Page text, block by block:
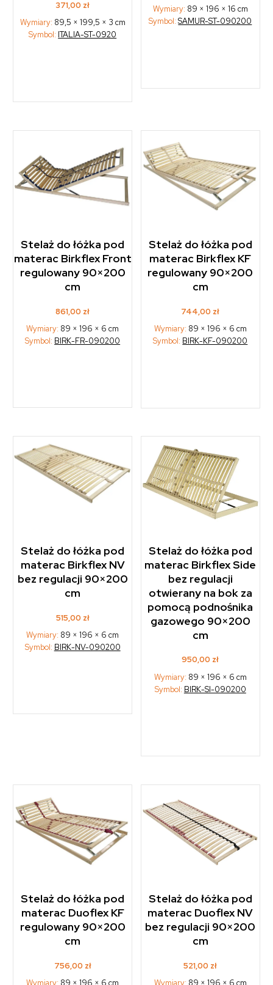
371,00 zł
Wymiary: 89,5 × 199,5 × 3 cm
Symbol: ITALIA-ST-0920
Wymiary: 89 × 196 × 16 cm
Symbol:SAMUR-ST-090200
Stelaż do łóżka pod
materac Birkflex Front
regulowany 90×200
cm
861,00 zł
Wymiary: 89 × 196 × 6 cm
Symbol: BIRK-FR-090200
Stelaż do łóżka pod
materac Birkflex KF
regulowany 90×200
cm
744,00 zł
Wymiary: 89 × 196 × 6 cm
Symbol: BIRK-KF-090200
Stelaż do łóżka pod
materac Birkflex NV
bez regulacji 90×200
cm
515,00 zł
Wymiary: 89 × 196 × 6 cm
Symbol: BIRK-NV-090200
Stelaż do łóżka pod
materac Birkflex Side
bez regulacji
otwierany na bok za
pomocą podnośnika
gazowego 90×200
cm
950,00 zł
Wymiary: 89 × 196 × 6 cm
Symbol: BIRK-SI-090200
Stelaż do łóżka pod
materac Duoflex KF
regulowany 90×200
cm
756,00 zł
Stelaż do łóżka pod
materac Duoflex NV
bez regulacji 90×200
cm
521,00 zł